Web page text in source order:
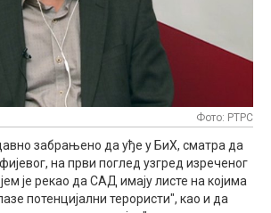
Фото: РТРС
забрањено да уђе у БиХ, сматра да
на први поглед узгред изреченог
је рекао да САД имају листе на којима
потенцијални терористи", као и да